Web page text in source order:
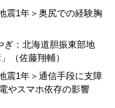
震1年＞奥尻での経験胸
：北海道胆振東部地
（佐藤翔輔）
震1年＞通信手段に支障
やスマホ依存の影響